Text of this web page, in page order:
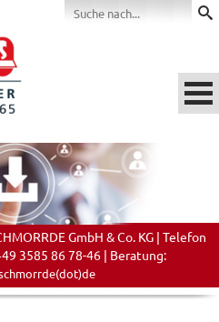
GmbH & Co. KG | Telefon
3585 86 78-46 | Beratung: